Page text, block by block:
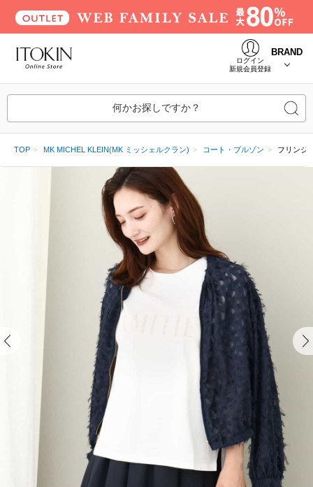
ログイン
新規会員登録
BRAND
何かお探しですか？
TOP MK MICHEL KLEIN(MK ミッシェルクラン) コート・ブルゾン フリンジ